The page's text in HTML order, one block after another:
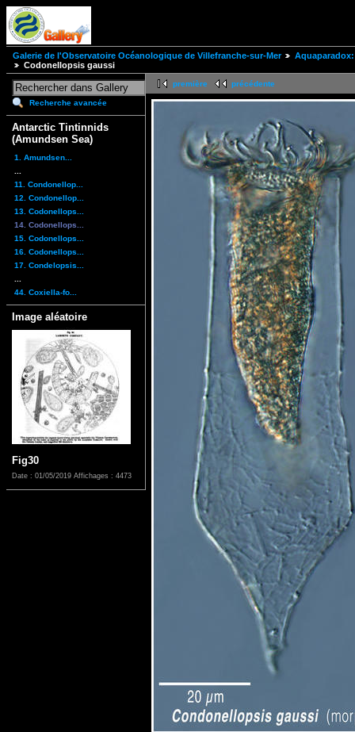
Galerie de l'Observatoire Océanologique de Villefranche-sur-Mer
Codonellopsis gaussi
Recherche avancée
Antarctic Tintinnids
(Amundsen Sea)
1. Amundsen...
11. Condonellop...
12. Condonellop...
13. Codonellops...
14. Codonellops...
15. Codonellops...
16. Codonellops...
17. Condelopsis...
44. Coxiella-fo...
Image aléatoire
Fig30
Date : 01/05/2019 Affichages : 4473
première précédente